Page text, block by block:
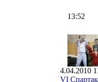
13:52
4.04.2010
VI